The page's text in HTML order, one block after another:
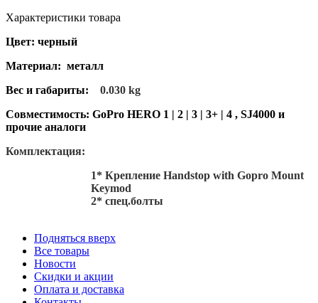
Характеристики товара
Цвет: черный
Материал: металл
Вес и габариты: 0.030 kg
Совместимость: GoPro HERO 1 | 2 | 3 | 3+ | 4 , SJ4000 и
прочие аналоги
Комплектация:
1* Крепление Handstop with Gopro Mount
Keymod
2* спец.болты
Подняться вверх
Все товары
Новости
Скидки и акции
Оплата и доставка